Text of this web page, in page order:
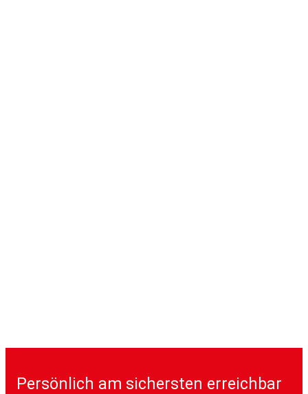
Persönlich am sichersten erreichbar